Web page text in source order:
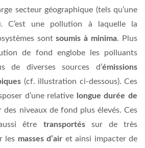
secteur géographique (tels qu’une
C’est une pollution à laquelle la
sontsoumis à minima. Plus
de fond englobe les polluants
de diverses sources d’émissions
(cf. illustration ci-dessous). Ces
d’une relative
longue durée de
niveaux de fond plus élevés. Ces
être transportéssur de très
les masses d’air et ainsi impacter de